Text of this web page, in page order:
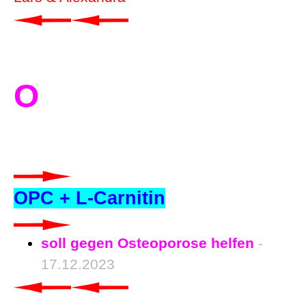
O
OPC + L-Carnitin
soll gegen Osteoporose helfen -
17.12.2023